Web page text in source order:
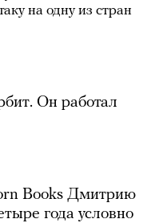
на одну из стран
Он работал
Books Дмитрию
года условно